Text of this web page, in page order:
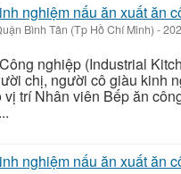
nghiệm nấu ăn xuất ăn
Bình Tân (Tp Hồ Chí Minh) -
nghiệp (Industrial
chị, người cô giàu kinh
trí Nhân viên Bếp ăn
nghiệm nấu ăn xuất ăn